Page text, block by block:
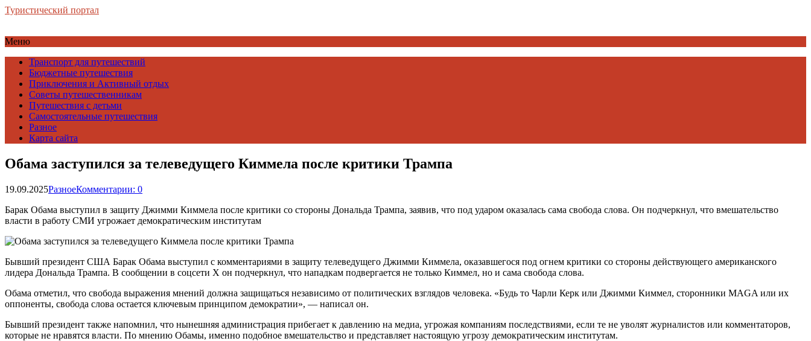
Туристический портал
Меню
Транспорт для путешествий
Бюджетные путешествия
Приключения и Активный отдых
Советы путешественникам
Путешествия с детьми
Самостоятельные путешествия
Разное
Карта сайта
Обама заступился за телеведущего Киммела после критики Трампа
19.09.2025РазноеКомментарии: 0
Барак Обама выступил в защиту Джимми Киммела после критики со стороны Дональда Трампа, заявив, что под ударом оказалась сама свобода слова. Он подчеркнул, что вмешательство
власти в работу СМИ угрожает демократическим институтам
Бывший президент США Барак Обама выступил с комментариями в защиту телеведущего Джимми Киммела, оказавшегося под огнем критики со стороны действующего американского
лидера Дональда Трампа. В сообщении в соцсети Х он подчеркнул, что нападкам подвергается не только Киммел, но и сама свобода слова.
Обама отметил, что свобода выражения мнений должна защищаться независимо от политических взглядов человека. «Будь то Чарли Керк или Джимми Киммел, сторонники MAGA или их
оппоненты, свобода слова остается ключевым принципом демократии», — написал он.
Бывший президент также напомнил, что нынешняя администрация прибегает к давлению на медиа, угрожая компаниям последствиями, если те не уволят журналистов или комментаторов,
которые не нравятся власти. По мнению Обамы, именно подобное вмешательство и представляет настоящую угрозу демократическим институтам.